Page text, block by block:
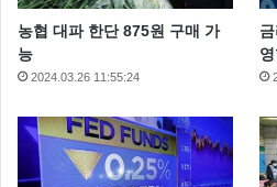
농협 대파 한단 875원 구매 가
능
2024.03.26 11:55:24